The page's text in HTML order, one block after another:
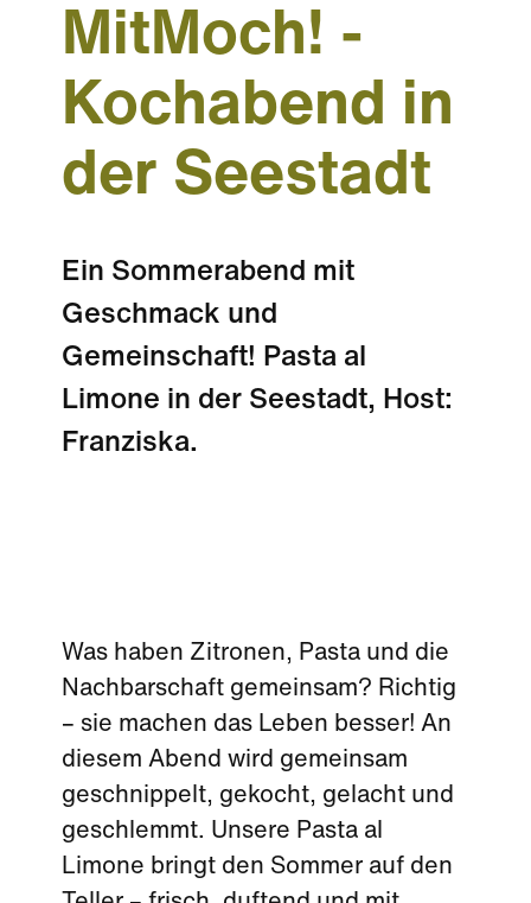
MitMoch! -
Kochabend in
der Seestadt
Ein Sommerabend mit
Geschmack und
Gemeinschaft! Pasta al
Limone in der Seestadt, Host:
Franziska.
Was haben Zitronen, Pasta und die
Nachbarschaft gemeinsam? Richtig
– sie machen das Leben besser! An
diesem Abend wird gemeinsam
geschnippelt, gekocht, gelacht und
geschlemmt. Unsere Pasta al
Limone bringt den Sommer auf den